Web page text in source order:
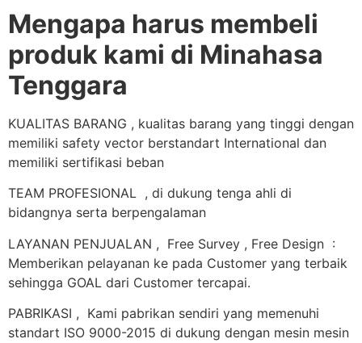
Mengapa harus membeli
produk kami di Minahasa
Tenggara
KUALITAS BARANG , kualitas barang yang tinggi dengan
memiliki safety vector berstandart International dan
memiliki sertifikasi beban
TEAM PROFESIONAL , di dukung tenga ahli di
bidangnya serta berpengalaman
LAYANAN PENJUALAN , Free Survey , Free Design :
Memberikan pelayanan ke pada Customer yang terbaik
sehingga GOAL dari Customer tercapai.
PABRIKASI , Kami pabrikan sendiri yang memenuhi
standart ISO 9000-2015 di dukung dengan mesin mesin